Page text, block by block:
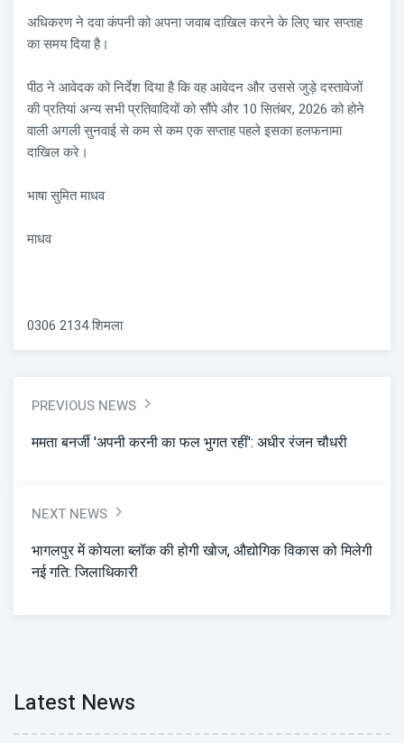
अधिकरण ने दवा कंपनी को अपना जवाब दाखिल करने के लिए चार सप्ताह
का समय दिया है।
पीठ ने आवेदक को निर्देश दिया है कि वह आवेदन और उससे जुड़े दस्तावेजों
की प्रतियां अन्य सभी प्रतिवादियों को सौंपे और 10 सितंबर, 2026 को होने
वाली अगली सुनवाई से कम से कम एक सप्ताह पहले इसका हलफनामा
दाखिल करे।
भाषा सुमित माधव
माधव
0306 2134 शिमला
PREVIOUS NEWS
ममता बनर्जी 'अपनी करनी का फल भुगत रहीं': अधीर रंजन चौधरी
NEXT NEWS
भागलपुर में कोयला ब्लॉक की होगी खोज, औद्योगिक विकास को मिलेगी
नई गति: जिलाधिकारी
Latest News